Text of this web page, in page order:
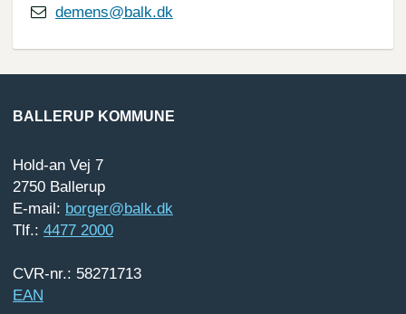
demens@balk.dk
BALLERUP KOMMUNE
Hold-an Vej 7
2750 Ballerup
E-mail: borger@balk.dk
Tlf.: 4477 2000
CVR-nr.: 58271713
EAN